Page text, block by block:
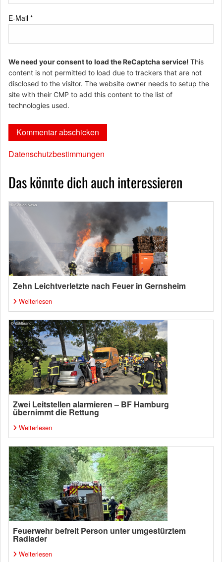
E-Mail *
We need your consent to load the ReCaptcha service! This
content is not permitted to load due to trackers that are not
disclosed to the visitor. The website owner needs to setup the
site with their CMP to add this content to the list of
technologies used.
Datenschutzbestimmungen
Das könnte dich auch interessieren
Zehn Leichtverletzte nach Feuer in Gernsheim
Weiterlesen
Zwei Leitstellen alarmieren – BF Hamburg
übernimmt die Rettung
Weiterlesen
Feuerwehr befreit Person unter umgestürztem
Radlader
Weiterlesen